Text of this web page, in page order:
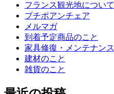
フランス観光地について
プチポアンチェア
メルマガ
到着予定商品のこと
家具修復・メンテナンス
建材のこと
雑貨のこと